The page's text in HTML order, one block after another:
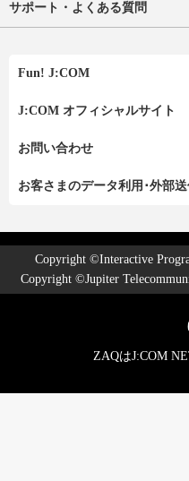
サポート・よくある質問
Fun! J:COM
J:COM オフィシャルサイト
お問い合わせ
お客さまのデータ利用･外部
Copyright ©Interactive
Copyright ©Jupiter
ZAQはJ:COM